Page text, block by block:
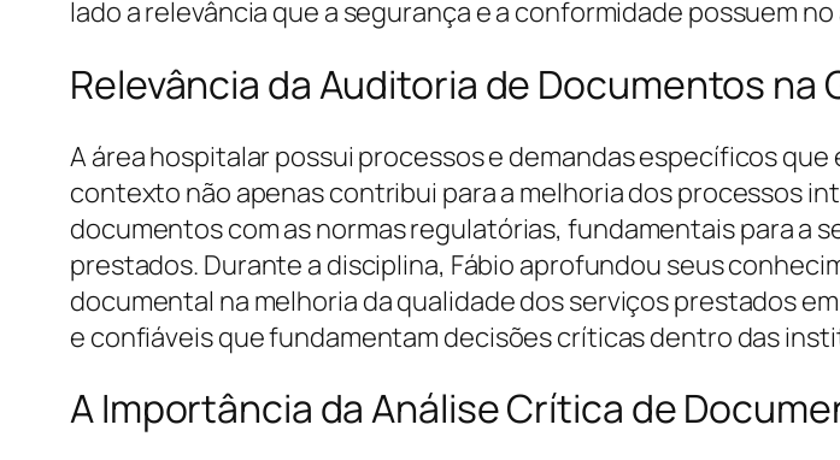
lado a relevância que a segurança e a conformidade possuem
Relevância da Auditoria de Documentos na
A área hospitalar possui processos e demandas específicos
contexto não apenas contribui para a melhoria dos processos
documentos com as normas regulatórias, fundamentais para a
prestados. Durante a disciplina, Fábio aprofundou seus
documental na melhoria da qualidade dos serviços prestados
e confiáveis que fundamentam decisões críticas dentro das
A Importância da Análise Crítica de